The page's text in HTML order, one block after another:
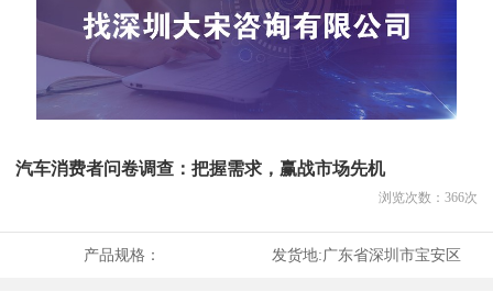
汽车消费者问卷调查：把握需求，赢战市场先机
浏览次数： 366次
产品规格： 发货地:广东省深圳市宝安区